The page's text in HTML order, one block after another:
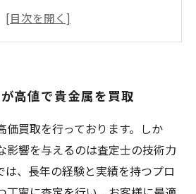
取サービスで、安心して貴金属
手軽に売却！無料で利用でき
高値で貴金属を買取
価買取を行っております。しか
影響を与えるのは査定士の技術力
は、長年の経験と実績を持つプロ